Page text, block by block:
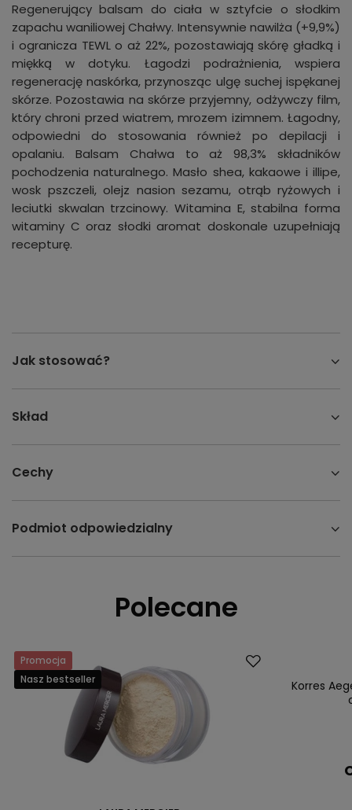
Regenerujący balsam do ciała w sztyfcie o słodkim
zapachu waniliowej Chałwy. Intensywnie nawilża (+9,9%)
i ogranicza TEWL o aż 22%, pozostawiają skórę gładką i
miękką w dotyku. Łagodzi podrażnienia, wspiera
regenerację naskórka, przynosząc ulgę suchej ispękanej
skórze. Pozostawia na skórze przyjemny, odżywczy film,
który chroni przed wiatrem, mrozem izimnem. Łagodny,
odpowiedni do stosowania również po depilacji i
opalaniu. Balsam Chałwa to aż 98,3% składników
pochodzenia naturalnego. Masło shea, kakaowe i illipe,
wosk pszczeli, olejz nasion sezamu, otrąb ryżowych i
leciutki skwalan trzcinowy. Witamina E, stabilna forma
witaminy C oraz słodki aromat doskonale uzupełniają
recepturę.
Jak stosować?
Skład
Cechy
Podmiot odpowiedzialny
Polecane
Promocja
Nasz bestseller
Korres